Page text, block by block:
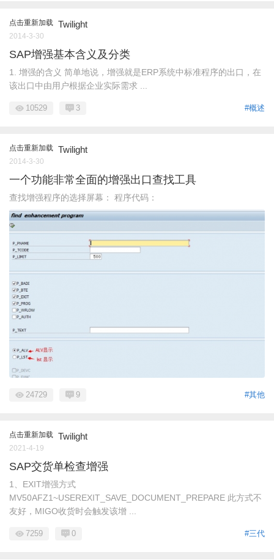
点击重新加载 Twilight
2014-3-30
SAP增强基本含义及分类
1. 增强的含义 简单地说，增强就是ERP系统中标准程序的出口，在
该出口中由用户根据企业实际需求 ...
#概述
10529 3
点击重新加载 Twilight
2014-3-30
一个功能非常全面的增强出口查找工具
查找增强程序的选择屏幕： 程序代码：
#其他
24729 9
点击重新加载 Twilight
2021-4-19
SAP交货单检查增强
1、EXIT增强方式
MV50AFZ1~USEREXIT_SAVE_DOCUMENT_PREPARE 此方式不
友好，MIGO收货时会触发该增 ...
#三代
7259 0